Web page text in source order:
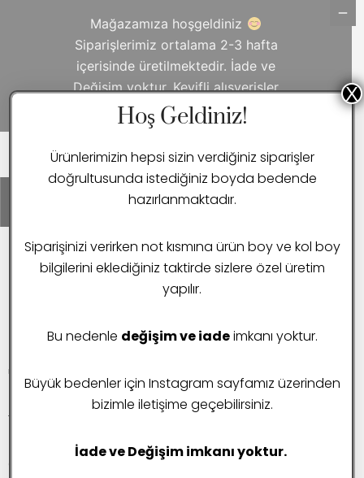
ANA SAYFA ÖDEME
ÖDEME
Tutu Tasarım
Hoş Geldiniz!
Ürünlerimizin hepsi sizin verdiğiniz siparişler
doğrultusunda istediğiniz boyda bedende
hazırlanmaktadır.
Siparişinizi verirken not kısmına ürün boy ve kol boy
bilgilerini eklediğiniz taktirde sizlere özel üretim
yapılır.
Bu nedenle değişim ve iadeimkanı yoktur.
Büyük bedenler için Instagram sayfamız üzerinden
bizimle iletişime geçebilirsiniz.
İade ve Değişim imkanı yoktur.
X
Mağazamıza hoşgeldiniz
Siparişlerimiz ortalama 2-3 hafta
içerisinde üretilmektedir. İade ve
Değişim yoktur. Keyifli alışverişler
dileriz.
Detaylı Bilgi